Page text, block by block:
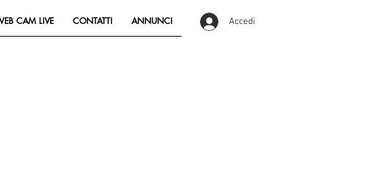
CAM LIVE CONTATTI ANNUNCI Accedi